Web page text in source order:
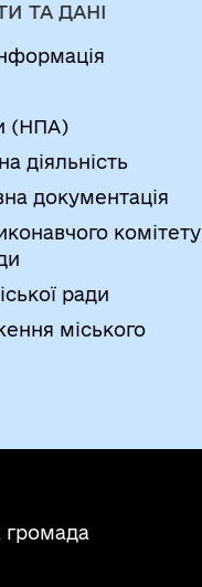
ТА ДАНІ
(НПА)
діяльність
документація
комітету
ради
міського
громада